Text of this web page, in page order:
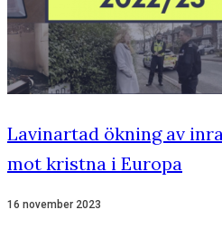
Lavinartad ökning av
mot kristna i Europa
16 november 2023